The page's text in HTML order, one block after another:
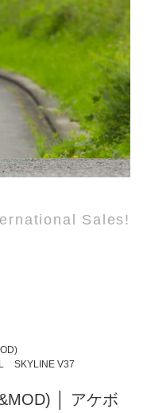
Sales!
SKYLINE V37
│ アケボ